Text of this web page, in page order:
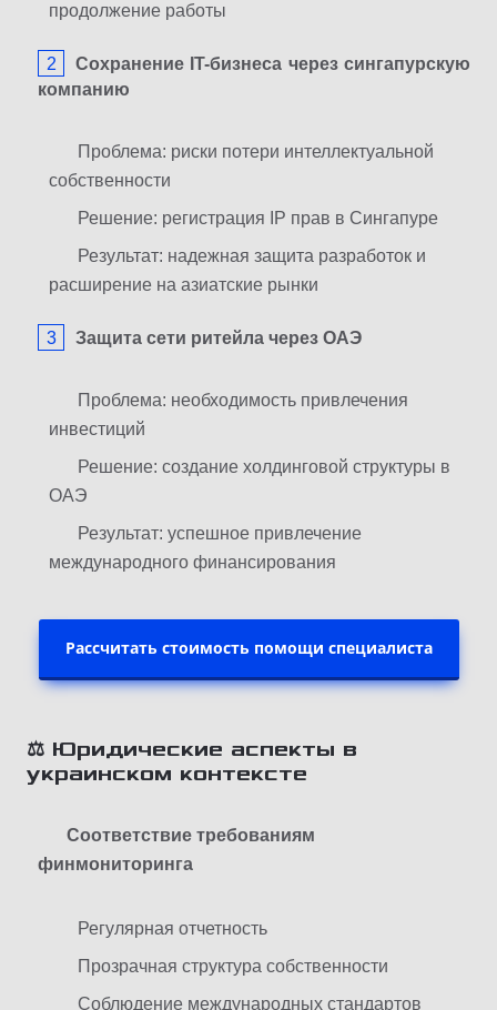
продолжение работы
Сохранение IT-бизнеса через сингапурскую
компанию
Проблема: риски потери интеллектуальной
собственности
Решение: регистрация IP прав в Сингапуре
Результат: надежная защита разработок и
расширение на азиатские рынки
Защита сети ритейла через ОАЭ
Проблема: необходимость привлечения
инвестиций
Решение: создание холдинговой структуры в
ОАЭ
Результат: успешное привлечение
международного финансирования
Рассчитать стоимость помощи специалиста
⚖️ Юридические аспекты в
украинском контексте
Соответствие требованиям
финмониторинга
Регулярная отчетность
Прозрачная структура собственности
Соблюдение международных стандартов